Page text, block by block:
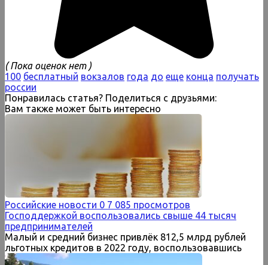
( Пока оценок нет )
100 бесплатный вокзалов года до еще конца получать
россии
Понравилась статья? Поделиться с друзьями:
Вам также может быть интересно
Российские новости 0 7 085 просмотров
Господдержкой воспользовались свыше 44 тысяч
предпринимателей
Малый и средний бизнес привлёк 812,5 млрд рублей
льготных кредитов в 2022 году, воспользовавшись